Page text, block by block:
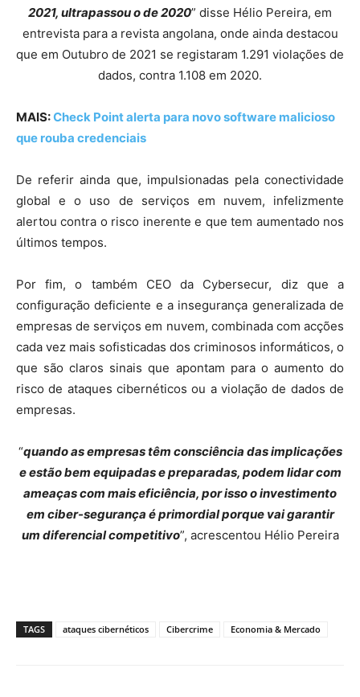
2021, ultrapassou o de 2020” disse Hélio Pereira, em
entrevista para a revista angolana, onde ainda destacou
que em Outubro de 2021 se registaram 1.291 violações de
dados, contra 1.108 em 2020.
MAIS:Check Point alerta para novo software malicioso
que rouba credenciais
De referir ainda que, impulsionadas pela conectividade
global e o uso de serviços em nuvem, infelizmente
alertou contra o risco inerente e que tem aumentado nos
últimos tempos.
Por fim, o também CEO da Cybersecur, diz que a
configuração deficiente e a insegurança generalizada de
empresas de serviços em nuvem, combinada com acções
cada vez mais sofisticadas dos criminosos informáticos, o
que são claros sinais que apontam para o aumento do
risco de ataques cibernéticos ou a violação de dados de
empresas.
“quando as empresas têm consciência das implicações
e estão bem equipadas e preparadas, podem lidar com
ameaças com mais eficiência, por isso o investimento
em ciber-segurança é primordial porque vai garantir
um diferencial competitivo”, acrescentou Hélio Pereira
TAGS ataques cibernéticos Cibercrime Economia & Mercado